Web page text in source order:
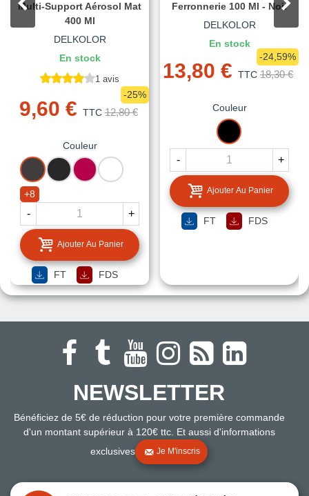
Multi-Support Aérosol Mat
400 Ml
DELKOLOR
En stock
1 avis
9,60 € TTC 12,80 €
-25%
Couleur
ANTHRACITE
NOIR
MAT
FRAMBOISE
BLANC
MAT
+8
- +
Ajouter Au Panier
FT FDS
Ferronnerie 100 Ml - Noir
DELKOLOR
En stock
13,80 € TTC 18,30 €
-24,59%
Couleur
NOIR
- +
Ajouter Au Panier
FT FDS
NEWSLETTER
Bénéficiez de 5€ de réduction pour votre première commande
d'un montant supérieur à 120€ ttc. Et aussi d'informations
exclusives
Je M'inscris